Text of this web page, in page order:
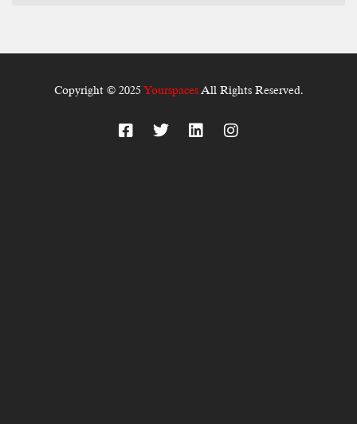
Copyright © 2025 Yourspaces All Rights Reserved.